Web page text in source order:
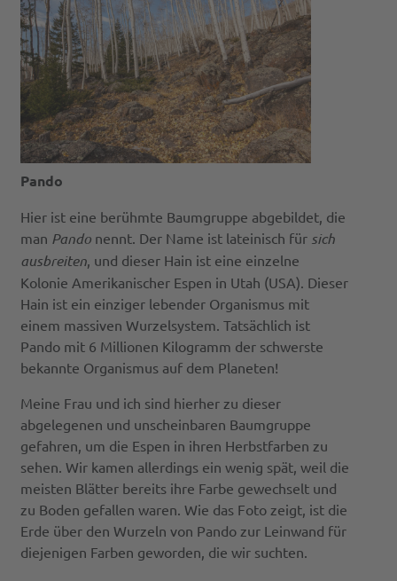
Pando
Hier ist eine berühmte Baumgruppe abgebildet, die
man Pandonennt. Der Name ist lateinisch für sich
ausbreiten, und dieser Hain ist eine einzelne
Kolonie Amerikanischer Espen in Utah (USA). Dieser
Hain ist ein einziger lebender Organismus mit
einem massiven Wurzelsystem. Tatsächlich ist
Pando mit 6 Millionen Kilogramm der schwerste
bekannte Organismus auf dem Planeten!
Meine Frau und ich sind hierher zu dieser
abgelegenen und unscheinbaren Baumgruppe
gefahren, um die Espen in ihren Herbstfarben zu
sehen. Wir kamen allerdings ein wenig spät, weil die
meisten Blätter bereits ihre Farbe gewechselt und
zu Boden gefallen waren. Wie das Foto zeigt, ist die
Erde über den Wurzeln von Pando zur Leinwand für
diejenigen Farben geworden, die wir suchten.